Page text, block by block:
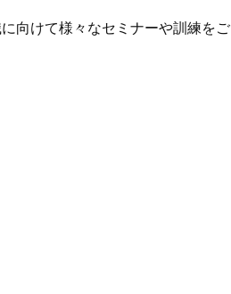
向けて様々なセミナーや訓練をご